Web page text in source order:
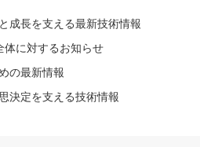
成長を支える最新技術情報
体に対するお知らせ
の最新情報
決定を支える技術情報